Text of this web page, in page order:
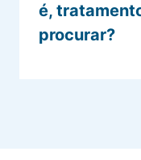
é,
procurar?